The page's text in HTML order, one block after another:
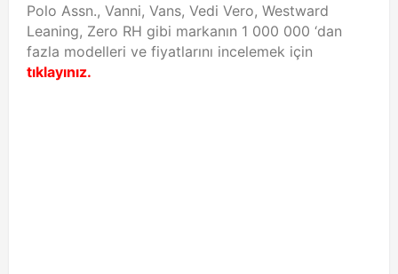
Polo Assn., Vanni, Vans, Vedi Vero, Westward
Leaning, Zero RH gibi markanın 1 000 000 ‘dan
fazla modelleri ve fiyatlarını incelemek için
tıklayınız.